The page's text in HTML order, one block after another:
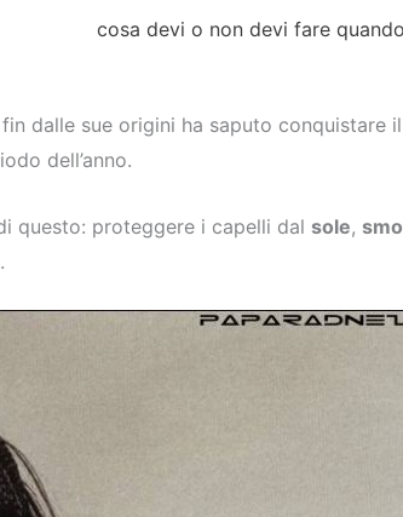
cosa devi o non devi fare
dalle sue origini ha saputo
dell’anno.
questo: proteggere i capelli dal sole,